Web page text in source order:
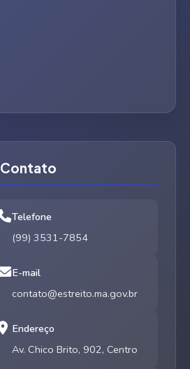
Contato
Telefone
(99) 3531-7854
E-mail
contato@estreito.ma.gov.br
Endereço
Av. Chico Brito, 902, Centro